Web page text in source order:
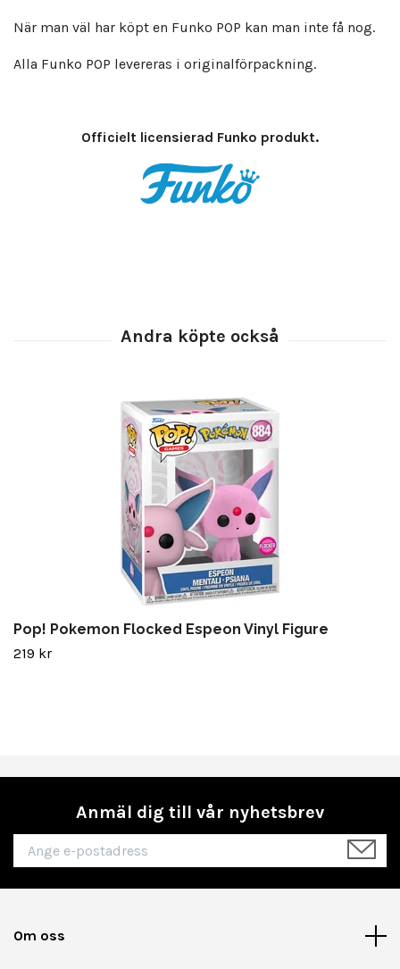
När man väl har köpt en Funko POP kan man inte få nog.
Alla Funko POP levereras i originalförpackning.
Officielt licensierad Funko produkt.
Pop! Pokemon Flocked Espeon Vinyl Figure
219 kr
Anmäl dig till vår nyhetsbrev
Om oss